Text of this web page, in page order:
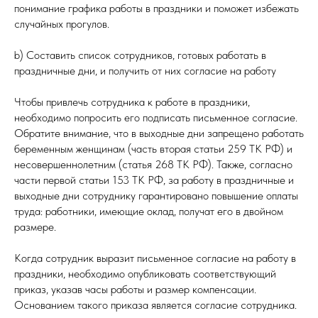
понимание графика работы в праздники и поможет избежать
случайных прогулов.
b) Составить список сотрудников, готовых работать в
праздничные дни, и получить от них согласие на работу
Чтобы привлечь сотрудника к работе в праздники,
необходимо попросить его подписать письменное согласие.
Обратите внимание, что в выходные дни запрещено работать
беременным женщинам (часть вторая статьи 259 ТК РФ) и
несовершеннолетним (статья 268 ТК РФ). Также, согласно
части первой статьи 153 ТК РФ, за работу в праздничные и
выходные дни сотруднику гарантировано повышение оплаты
труда: работники, имеющие оклад, получат его в двойном
размере.
Когда сотрудник выразит письменное согласие на работу в
праздники, необходимо опубликовать соответствующий
приказ, указав часы работы и размер компенсации.
Основанием такого приказа является согласие сотрудника.